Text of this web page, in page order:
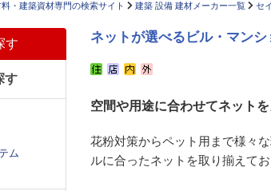
料・建築資材専門の検索サイト 建築 設備 建材メーカー一覧 セ
す
す
ム
ネットが選べるビル・マンシ
空間や用途に合わせてネット
花粉対策からペット用まで様々
ルに合ったネットを取り揃えてお